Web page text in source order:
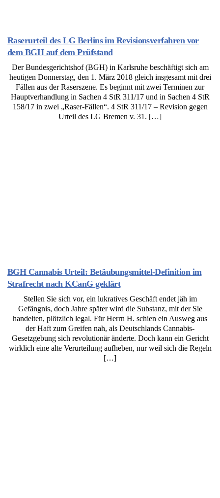
Raserurteil des LG Berlins im Revisionsverfahren vor
dem BGH auf dem Prüfstand
Der Bundesgerichtshof (BGH) in Karlsruhe beschäftigt sich am
heutigen Donnerstag, den 1. März 2018 gleich insgesamt mit drei
Fällen aus der Raserszene. Es beginnt mit zwei Terminen zur
Hauptverhandlung in Sachen 4 StR 311/17 und in Sachen 4 StR
158/17 in zwei „Raser-Fällen“. 4 StR 311/17 – Revision gegen
Urteil des LG Bremen v. 31. […]
BGH Cannabis Urteil: Betäubungsmittel-Definition im
Strafrecht nach KCanG geklärt
Stellen Sie sich vor, ein lukratives Geschäft endet jäh im
Gefängnis, doch Jahre später wird die Substanz, mit der Sie
handelten, plötzlich legal. Für Herrn H. schien ein Ausweg aus
der Haft zum Greifen nah, als Deutschlands Cannabis-
Gesetzgebung sich revolutionär änderte. Doch kann ein Gericht
wirklich eine alte Verurteilung aufheben, nur weil sich die Regeln
[…]